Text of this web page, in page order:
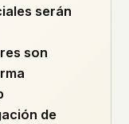
browser.
loaded from
the
No IP
serán
son
de